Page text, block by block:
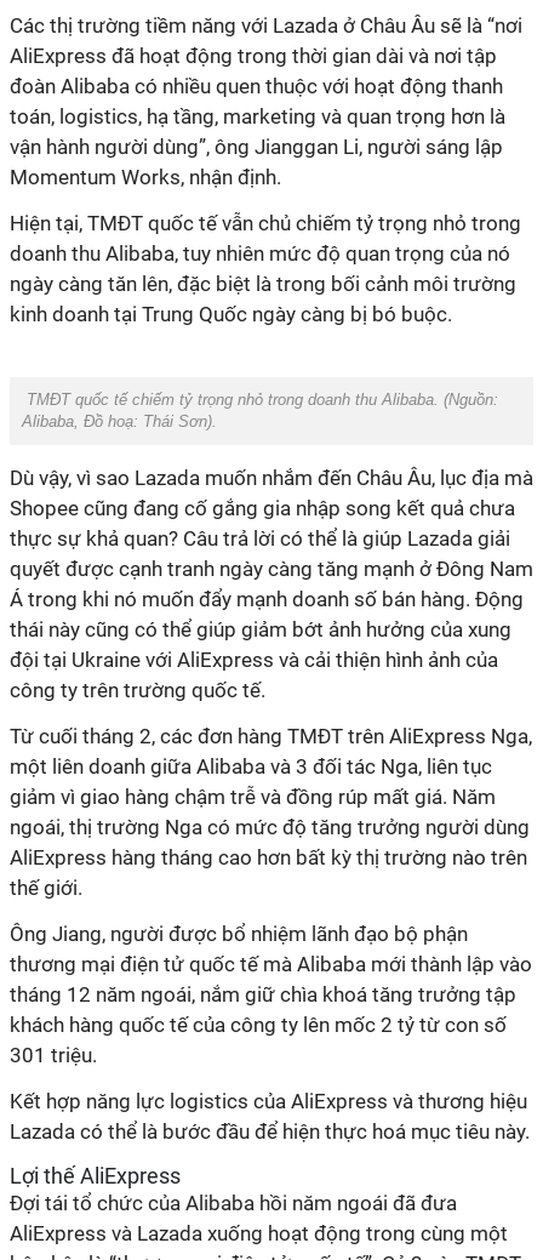
Các thị trường tiềm năng với Lazada ở Châu Âu sẽ là “nơi
AliExpress đã hoạt động trong thời gian dài và nơi tập
đoàn Alibaba có nhiều quen thuộc với hoạt động thanh
toán, logistics, hạ tầng, marketing và quan trọng hơn là
vận hành người dùng”, ông Jianggan Li, người sáng lập
Momentum Works, nhận định.
Hiện tại, TMĐT quốc tế vẫn chủ chiếm tỷ trọng nhỏ trong
doanh thu Alibaba, tuy nhiên mức độ quan trọng của nó
ngày càng tăn lên, đặc biệt là trong bối cảnh môi trường
kinh doanh tại Trung Quốc ngày càng bị bó buộc.
TMĐT quốc tế chiếm tỷ trọng nhỏ trong doanh thu Alibaba. (Nguồn:
Alibaba, Đồ hoạ: Thái Sơn).
Dù vậy, vì sao Lazada muốn nhắm đến Châu Âu, lục địa mà
Shopee cũng đang cố gắng gia nhập song kết quả chưa
thực sự khả quan? Câu trả lời có thể là giúp Lazada giải
quyết được cạnh tranh ngày càng tăng mạnh ở Đông Nam
Á trong khi nó muốn đẩy mạnh doanh số bán hàng. Động
thái này cũng có thể giúp giảm bớt ảnh hưởng của xung
đội tại Ukraine với AliExpress và cải thiện hình ảnh của
công ty trên trường quốc tế.
Từ cuối tháng 2, các đơn hàng TMĐT trên AliExpress Nga,
một liên doanh giữa Alibaba và 3 đối tác Nga, liên tục
giảm vì giao hàng chậm trễ và đồng rúp mất giá. Năm
ngoái, thị trường Nga có mức độ tăng trưởng người dùng
AliExpress hàng tháng cao hơn bất kỳ thị trường nào trên
thế giới.
Ông Jiang, người được bổ nhiệm lãnh đạo bộ phận
thương mại điện tử quốc tế mà Alibaba mới thành lập vào
tháng 12 năm ngoái, nắm giữ chìa khoá tăng trưởng tập
khách hàng quốc tế của công ty lên mốc 2 tỷ từ con số
301 triệu.
Kết hợp năng lực logistics của AliExpress và thương hiệu
Lazada có thể là bước đầu để hiện thực hoá mục tiêu này.
Lợi thế AliExpress
Đợi tái tổ chức của Alibaba hồi năm ngoái đã đưa
AliExpress và Lazada xuống hoạt động trong cùng một